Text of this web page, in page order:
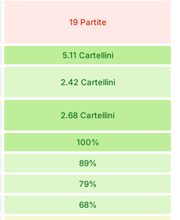
19 Partite
5.11 Cartellini
2.42 Cartellini
2.68 Cartellini
100%
89%
79%
68%